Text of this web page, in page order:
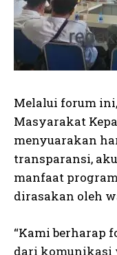
Melalui forum
Masyarakat
menyuarakan
transparansi,
manfaat program
dirasakan oleh
“Kami berharap
dari komunikasi